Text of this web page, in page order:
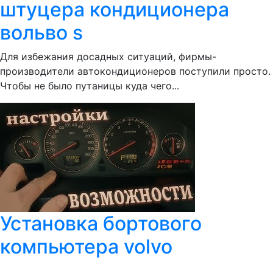
штуцера кондиционера
вольво s
Для избежания досадных ситуаций, фирмы-
производители автокондиционеров поступили просто.
Чтобы не было путаницы куда чего...
Установка бортового
компьютера volvo